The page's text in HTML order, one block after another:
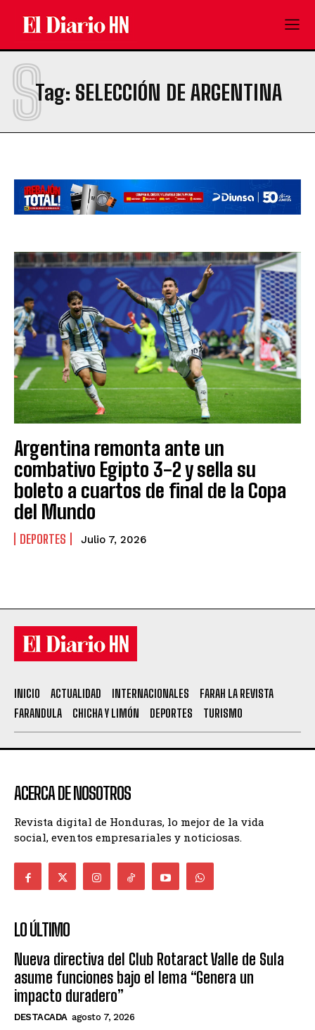
Tag: SELECCIÓN DE ARGENTINA
S
Argentina remonta ante un
combativo Egipto 3-2 y sella su
boleto a cuartos de final de la Copa
del Mundo
DEPORTES Julio 7, 2026
INICIO ACTUALIDAD INTERNACIONALES
FARAH LA REVISTA
FARANDULA
CHICHA Y LIMÓN DEPORTES TURISMO
ACERCA DE NOSOTROS
Revista digital de Honduras, lo mejor de la vida
social, eventos empresariales y noticiosas.
LO ÚLTIMO
Nueva directiva del Club Rotaract Valle de Sula
asume funciones bajo el lema “Genera un
impacto duradero”
DESTACADA agosto 7, 2026